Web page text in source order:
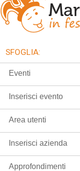
SFOGLIA:
Eventi
Inserisci evento
Area utenti
Inserisci azienda
Approfondimenti